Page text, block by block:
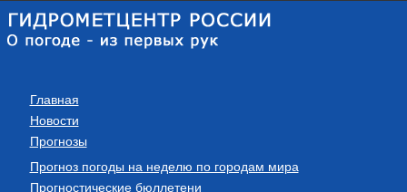
Главная
Новости
Прогнозы
Прогноз погоды на неделю по городам мира
Прогностические бюллетени